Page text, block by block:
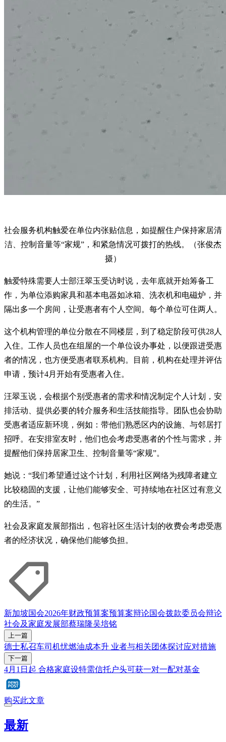
社会服务机构触爱在单位内张贴信息，如提醒住户保持家居清
洁、控制音量等“家规”，和紧急情况可拨打的热线。（张俊杰
摄）
触爱特殊需要人士部汪翠玉受访时说，去年底就开始筹备工
作，为单位添购家具和基本电器如冰箱、洗衣机和电磁炉，并
隔出多一个房间，让受惠者有个人空间。每个单位可住两人。
这个机构管理的单位分散在不同楼层，到了稳定阶段可供28人
入住。工作人员也在组屋的一个单位设办事处，以便跟进受惠
者的情况，也方便受惠者联系机构。目前，机构在处理并评估
申请，预计4月开始有受惠者入住。
汪翠玉说，会根据个别受惠者的需求和情况制定个人计划，安
排活动、提供必要的转介服务和生活技能指导。团队也会协助
受惠者适应新环境，例如：带他们熟悉区内的设施、与邻居打
招呼。在安排室友时，他们也会考虑受惠者的个性与需求，并
提醒他们保持居家卫生、控制音量等“家规”。
她说：“我们希望通过这个计划，利用社区网络为残障者建立
比较稳固的支援，让他们能够安全、可持续地在社区过有意义
的生活。”
社会及家庭发展部指出，包容社区生活计划的收费会考虑受惠
者的经济状况，确保他们能够负担。
新加坡国会2026年财政预算案预算案辩论国会拨款委员会辩论
社会及家庭发展部蔡瑞隆吴培铭
上一篇
德士私召车司机忧燃油成本升 业者与相关团体探讨应对措施
下一篇
4月1日起 合格家庭设特需信托户头可获一对一配对基金
购买此文章
最新